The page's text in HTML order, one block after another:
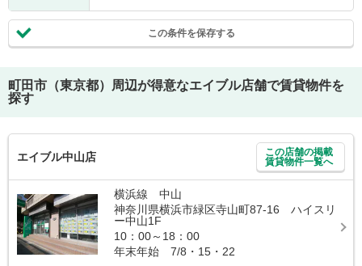
この条件を保存する
町田市（東京都）
周辺が得意なエイブル店舗で賃貸物件を
探す
エイブル中山店
この店舗の掲載
賃貸物件一覧へ
横浜線 中山
神奈川県横浜市緑区寺山町87-16 ハイスリ
ー中山1F
10：00～18：00
年末年始 7/8・15・22